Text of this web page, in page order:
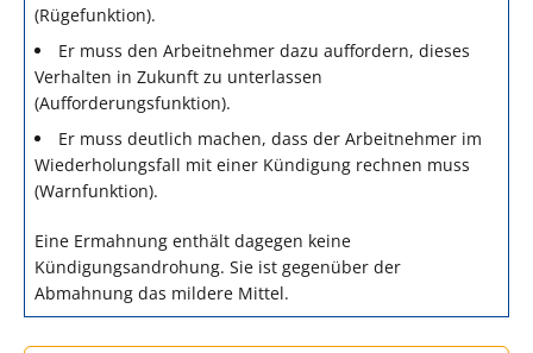
(Rügefunktion).
Er muss den Arbeitnehmer dazu auffordern, dieses
Verhalten in Zukunft zu unterlassen
(Aufforderungsfunktion).
Er muss deutlich machen, dass der Arbeitnehmer im
Wiederholungsfall mit einer Kündigung rechnen muss
(Warnfunktion).
Eine Ermahnung enthält dagegen keine
Kündigungsandrohung. Sie ist gegenüber der
Abmahnung das mildere Mittel.